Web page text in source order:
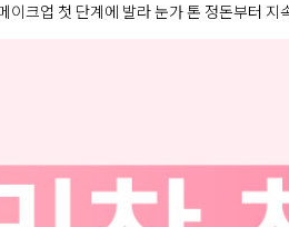
이크업 첫 단계에 발라 눈가 톤 정돈부터